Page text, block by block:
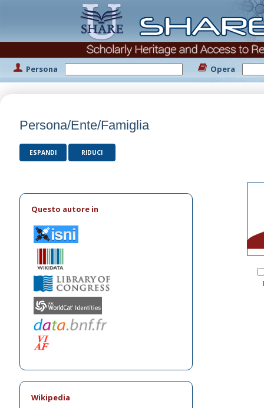
Persona Opera
Persona/Ente/Famiglia
ESPANDI RIDUCI
Questo autore in
Wikipedia